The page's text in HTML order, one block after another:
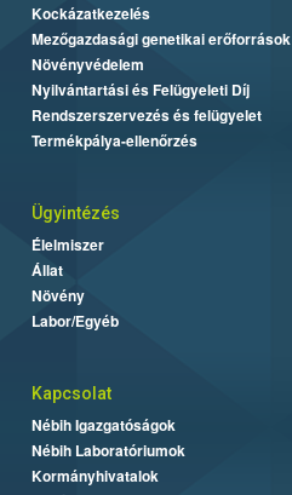
Kockázatkezelés
Mezőgazdasági genetikai erőforrások
Növényvédelem
Nyilvántartási és Felügyeleti Díj
Rendszerszervezés és felügyelet
Termékpálya-ellenőrzés
Ügyintézés
Élelmiszer
Állat
Növény
Labor/Egyéb
Kapcsolat
Nébih Igazgatóságok
Nébih Laboratóriumok
Kormányhivatalok